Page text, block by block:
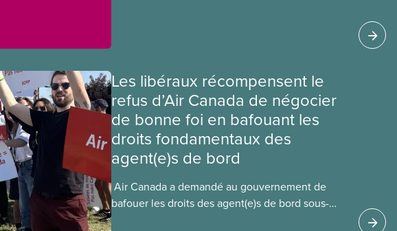
Les libéraux récompensent le
refus d’Air Canada de négocier
de bonne foi en bafouant les
droits fondamentaux des
agent(e)s de bord
​ Air Canada a demandé au gouvernement de
bafouer les droits des agent(e)s de bord sous-